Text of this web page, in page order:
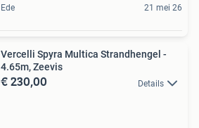
Ede 21 mei 26
Vercelli Spyra Multica Strandhengel -
4.65m, Zeevis
€ 230,00 Details